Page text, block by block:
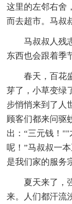
这里的左邻右舍
而去超市。马叔
马叔叔人残
东西也会跟着季
春天，百花
芽了，小草变绿
步悄悄来到了人
顾客们都来问驱
出：“三元钱！
呢！”马叔叔一
是我们家的服务
夏天来了，
来。人们都汗流